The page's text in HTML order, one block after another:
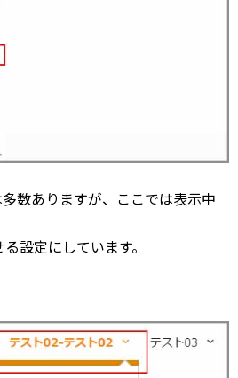
数ありますが、ここでは表示中
設定にしています。